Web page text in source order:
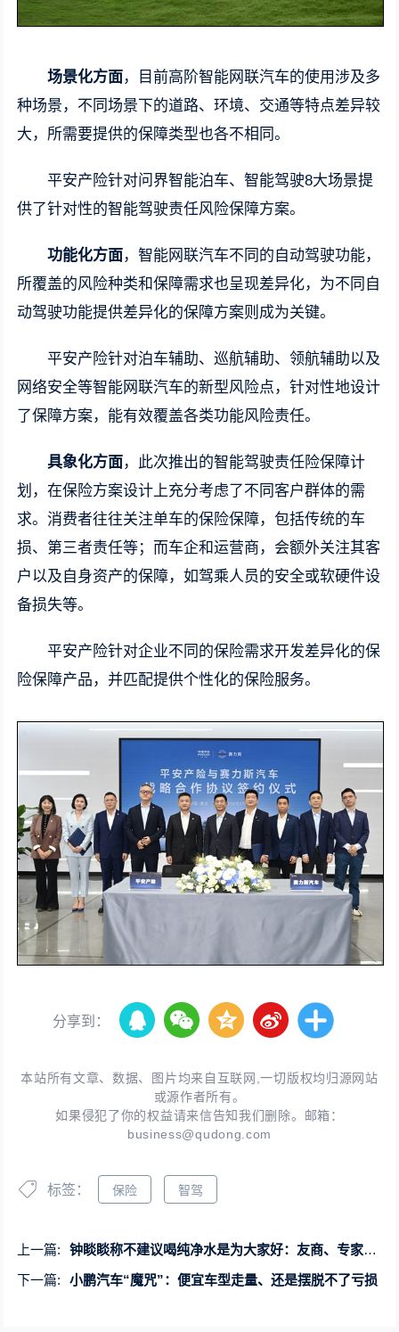
场景化方面，目前高阶智能网联汽车的使用涉及多
种场景，不同场景下的道路、环境、交通等特点差异较
大，所需要提供的保障类型也各不相同。
平安产险针对问界智能泊车、智能驾驶8大场景提
供了针对性的智能驾驶责任风险保障方案。
功能化方面，智能网联汽车不同的自动驾驶功能，
所覆盖的风险种类和保障需求也呈现差异化，为不同自
动驾驶功能提供差异化的保障方案则成为关键。
平安产险针对泊车辅助、巡航辅助、领航辅助以及
网络安全等智能网联汽车的新型风险点，针对性地设计
了保障方案，能有效覆盖各类功能风险责任。
具象化方面，此次推出的智能驾驶责任险保障计
划，在保险方案设计上充分考虑了不同客户群体的需
求。消费者往往关注单车的保险保障，包括传统的车
损、第三者责任等；而车企和运营商，会额外关注其客
户以及自身资产的保障，如驾乘人员的安全或软硬件设
备损失等。
平安产险针对企业不同的保险需求开发差异化的保
险保障产品，并匹配提供个性化的保险服务。
分享到：
本站所有文章、数据、图片均来自互联网,一切版权均归源网站
或源作者所有。
如果侵犯了你的权益请来信告知我们删除。邮箱：
business@qudong.com
标签： 保险 智驾
上一篇:
钟睒睒称不建议喝纯净水是为大家好：友商、专家纷纷回应
下一篇:
小鹏汽车“魔咒”：便宜车型走量、还是摆脱不了亏损